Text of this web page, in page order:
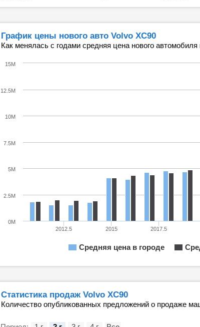
График цены нового авто Volvo XC90
Как менялась с годами средняя цена нового
Средняя цена в городе
2012.5 2015 2017.5
0M
2.5M
5M
7.5M
10M
12.5M
15M
Статистика продаж Volvo XC90
Количество опубликованных предложений о продаже